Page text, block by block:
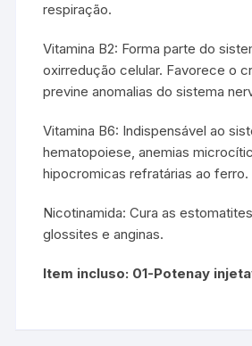
respiração.
Vitamina B2: Forma parte do
oxirredução celular. Favorece o
previne anomalias do sistema
Vitamina B6: Indispensável ao
hematopoiese, anemias
hipocromicas refratárias ao ferro.
Nicotinamida: Cura as
glossites e anginas.
Item incluso: 01-Potenay